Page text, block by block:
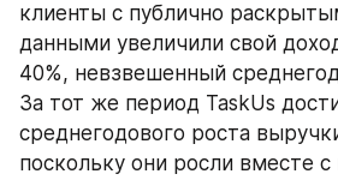
клиенты с публично
данными увеличили свой
40%, невзвешенный
За тот же период TaskUs
среднегодового роста
поскольку они росли вместе с